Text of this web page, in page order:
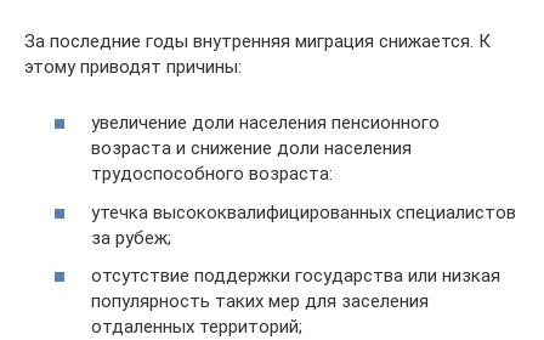
За последние годы внутренняя миграция снижается. К
этому приводят причины:
увеличение доли населения пенсионного
возраста и снижение доли населения
трудоспособного возраста:
утечка высококвалифицированных специалистов
за рубеж;
отсутствие поддержки государства или низкая
популярность таких мер для заселения
отдаленных территорий;